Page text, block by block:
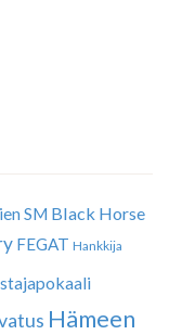
SM Black Horse
FEGAT Hankkija
Hämeen